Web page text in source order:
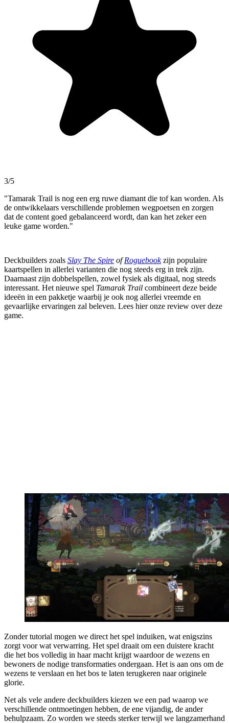
3/5
"Tamarak Trail is nog een erg ruwe diamant die tof kan worden. Als
de ontwikkelaars verschillende problemen wegpoetsen en zorgen
dat de content goed gebalanceerd wordt, dan kan het zeker een
leuke game worden."
Deckbuilders zoals Slay The Spire ofRoguebookzijn populaire
kaartspellen in allerlei varianten die nog steeds erg in trek zijn.
Daarnaast zijn dobbelspellen, zowel fysiek als digitaal, nog steeds
interessant. Het nieuwe spel Tamarak Trail combineert deze beide
ideeën in een pakketje waarbij je ook nog allerlei vreemde en
gevaarlijke ervaringen zal beleven. Lees hier onze review over deze
game.
Zonder tutorial mogen we direct het spel induiken, wat enigszins
zorgt voor wat verwarring. Het spel draait om een duistere kracht
die het bos volledig in haar macht krijgt waardoor de wezens en
bewoners de nodige transformaties ondergaan. Het is aan ons om de
wezens te verslaan en het bos te laten terugkeren naar originele
glorie.
Net als vele andere deckbuilders kiezen we een pad waarop we
verschillende ontmoetingen hebben, de ene vijandig, de ander
behulpzaam. Zo worden we steeds sterker terwijl we langzamerhand